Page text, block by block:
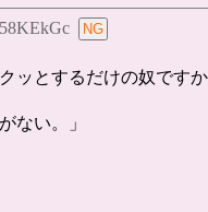
ッとするだけの奴ですか
ない。」